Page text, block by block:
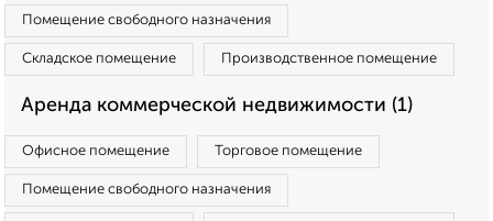
Помещение свободного назначения
Складское помещение Производственное помещение
Аренда коммерческой недвижимости (1)
Офисное помещение Торговое помещение
Помещение свободного назначения